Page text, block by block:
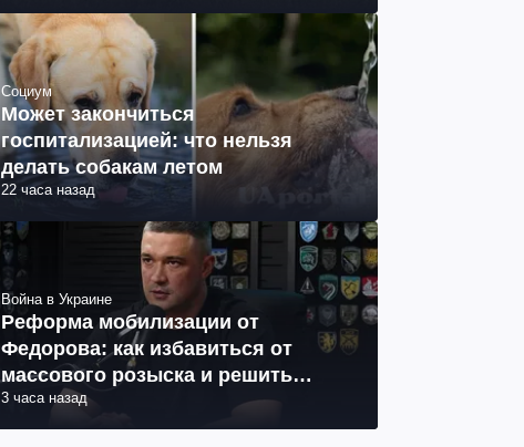
Социум
Может закончиться
госпитализацией: что нельзя
делать собакам летом
22 часа назад
Война в Украине
Реформа мобилизации от
Федорова: как избавиться от
массового розыска и решить
проблему СОЧ
3 часа назад